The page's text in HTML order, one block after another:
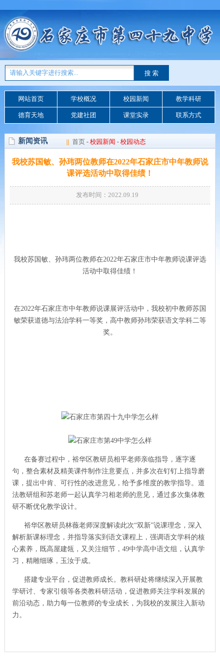
网站首页 学校概况 校园新闻 教学科研
德育天地 党建社团 课堂实录 联系方式
新闻资讯 || 首页 - 校园新闻 - 校园动态
我校苏国敏、孙玮两位教师在2022年石家庄市中年教师说
课评选活动中取得佳绩！
发布时间：2022.09.19
我校苏国敏、孙玮两位教师在2022年石家庄市中年教师说课评选
活动中取得佳绩！
在2022年石家庄市中年教师说课展评活动中，我校初中教师苏国
敏荣获道德与法治学科一等奖，高中教师孙玮荣获语文学科二等
奖。
在备赛过程中，裕华区教研员相平老师亲临指导，逐字逐
句，整合素材及精美课件制作注意要点，并多次在钉钉上指导磨
课，提出中肯、可行性的改进意见，给予多维度的教学指导。道
法教研组和苏老师一起认真学习相老师的意见，通过多次集体教
研不断优化教学设计。
裕华区教研员林薇老师深度解读此次“双新”说课理念，深入
解析新课标理念，并指导落实到语文课程上，强调语文学科的核
心素养，既高屋建瓴，又关注细节，49中学高中语文组，认真学
习，精雕细琢，玉汝于成。
搭建专业平台，促进教师成长。教科研处将继续深入开展教
学研讨、专家引领等各类教科研活动，促进教师关注学科发展的
前沿动态，助力每一位教师的专业成长，为我校的发展注入新动
力。